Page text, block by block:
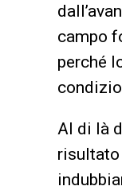
campo
perché
Al di là
risultato